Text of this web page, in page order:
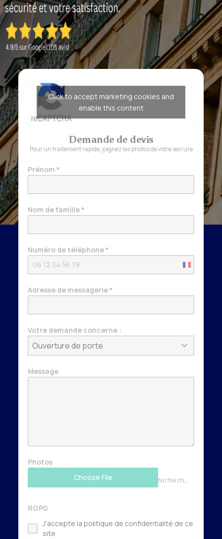
Click to accept marketing cookies and
enable this content
Demande de devis
Pour un traitement rapide, joignez les photos de votre serrure
Prénom*
Nom de famille*
Numéro de téléphone*
France
Adresse de messagerie*
Votre demande concerne :
Ouverture de porte
Message
Photos
Choose File
No file chosen
RGPD
J'accepte la politique de confidentialité de ce
site